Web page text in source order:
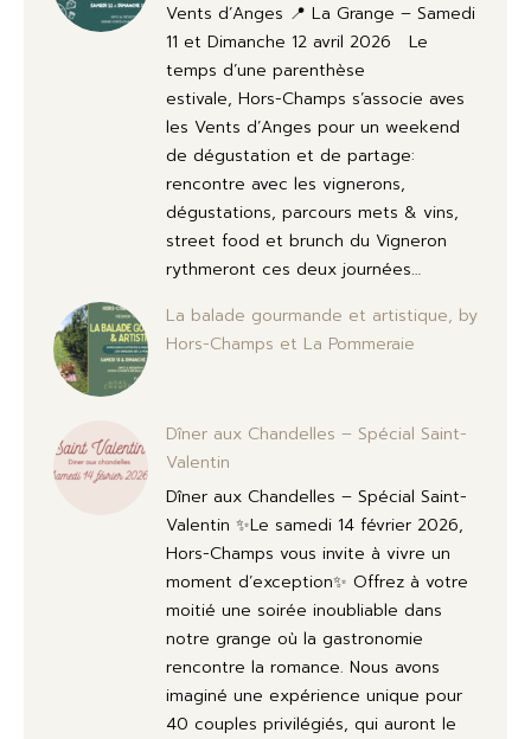
Vents d’Anges 📍 La Grange – Samedi
11 et Dimanche 12 avril 2026 Le
temps d’une parenthèse
estivale, Hors-Champs s’associe aves
les Vents d’Anges pour un weekend
de dégustation et de partage:
rencontre avec les vignerons,
dégustations, parcours mets & vins,
street food et brunch du Vigneron
rythmeront ces deux journées…
La balade gourmande et artistique, by
Hors-Champs et La Pommeraie
Dîner aux Chandelles – Spécial Saint-
Valentin
Dîner aux Chandelles – Spécial Saint-
Valentin ✨Le samedi 14 février 2026,
Hors-Champs vous invite à vivre un
moment d’exception✨ Offrez à votre
moitié une soirée inoubliable dans
notre grange où la gastronomie
rencontre la romance. Nous avons
imaginé une expérience unique pour
40 couples privilégiés, qui auront le